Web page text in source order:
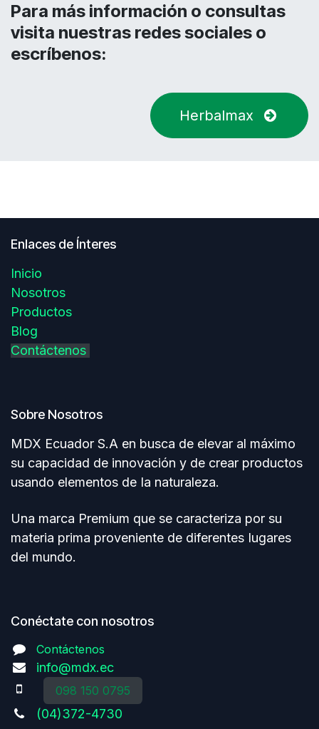
Para más información o consultas
visita nuestras redes sociales o
escríbenos:
Herbalmax
Enlaces de Ínteres
Inicio
Nosotros
Productos
Blog
Contáctenos
Sobre Nosotros
MDX Ecuador S.A en busca de elevar al máximo
su capacidad de innovación y de crear productos
usando elementos de Ia naturaleza.
Una marca Premium que se caracteriza por su
materia prima proveniente de diferentes Iugares
del mundo.
Conéctate con nosotros
Contáctenos
info@mdx.ec
098 150 0795
(04)372-4730